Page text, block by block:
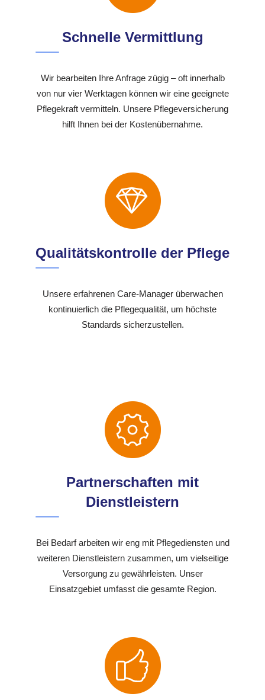
Schnelle Vermittlung
Wir bearbeiten Ihre Anfrage zügig – oft innerhalb
von nur vier Werktagen können wir eine geeignete
Pflegekraft vermitteln. Unsere Pflegeversicherung
hilft Ihnen bei der Kostenübernahme.
Qualitätskontrolle der Pflege
Unsere erfahrenen Care-Manager überwachen
kontinuierlich die Pflegequalität, um höchste
Standards sicherzustellen.
Partnerschaften mit
Dienstleistern
Bei Bedarf arbeiten wir eng mit Pflegediensten und
weiteren Dienstleistern zusammen, um vielseitige
Versorgung zu gewährleisten. Unser
Einsatzgebiet umfasst die gesamte Region.